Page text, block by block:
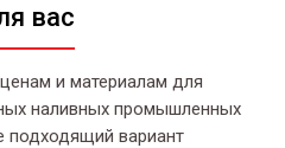
вас
и материалам для
наливных промышленных
подходящий вариант